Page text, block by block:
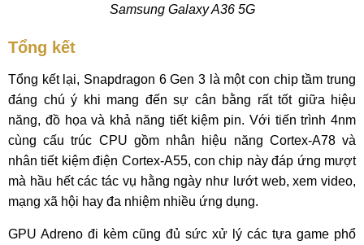
Samsung Galaxy A36 5G
Tổng kết
Tổng kết lại, Snapdragon 6 Gen 3 là một con chip tầm trung
đáng chú ý khi mang đến sự cân bằng rất tốt giữa hiệu
năng, đồ họa và khả năng tiết kiệm pin. Với tiến trình 4nm
cùng cấu trúc CPU gồm nhân hiệu năng Cortex-A78 và
nhân tiết kiệm điện Cortex-A55, con chip này đáp ứng mượt
mà hầu hết các tác vụ hằng ngày như lướt web, xem video,
mạng xã hội hay đa nhiệm nhiều ứng dụng.
GPU Adreno đi kèm cũng đủ sức xử lý các tựa game phổ